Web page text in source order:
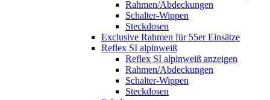
Rahmen/Abdeckungen
Schalter-Wippen
Steckdosen
Exclusive Rahmen für 55er Einsätze
Reflex SI alpinweiß
Reflex SI alpinweiß anzeigen
Rahmen/Abdeckungen
Schalter-Wippen
Steckdosen